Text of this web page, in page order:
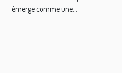
émerge comme une...